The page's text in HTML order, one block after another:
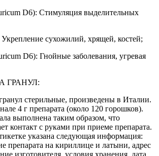
D6): Стимуляция выделительных
сухожилий, хрящей, костей;
D6): Гнойные заболевания, угревая
ГРАНУЛ:
стерильные, произведены в Италии.
4 г препарата (около 120 горошков).
выполнена таким образом, что
контакт с руками при приеме препарата.
указана следующая информация:
препарата на кириллице и латыни, адрес
изготовителя, условия хранения, дата